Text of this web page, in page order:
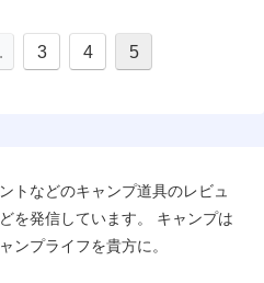
3 4 5
トなどのキャンプ道具のレビュ
を発信しています。 キャンプは
ンプライフを貴方に。